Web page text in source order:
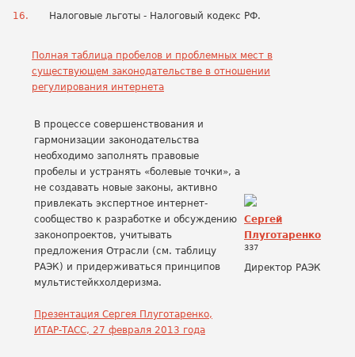
Налоговые льготы - Налоговый кодекс РФ.
Полная таблица пробелов и проблемных мест в
существующем законодательстве в отношении
регулирования интернета
В процессе совершенствования и
гармонизации законодательства
необходимо заполнять правовые
пробелы и устранять «болевые точки», а
не создавать новые законы, активно
привлекать экспертное интернет-
сообщество к разработке и обсуждению
законопроектов, учитывать
предложения Отрасли (см. таблицу
РАЭК) и придерживаться принципов
мультистейкхолдеризма.
Презентация Сергея Плуготаренко,
ИТАР-ТАСС, 27 февраля 2013 года
Сергей
Плуготаренко
337
Директор РАЭК